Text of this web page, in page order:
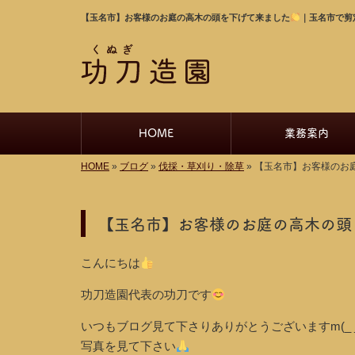
【玉名市】お客様のお庭の高木の頭を下げて来ました ｜玉名市で
HOME 業務案内
HOME » ブログ » 伐採・草刈り・除草 » 【玉名市】お客様の
【玉名市】お客様のお庭の高木の
こんにちは
功刀造園代表の功刀です
いつもブログ見て下さりありがとうございます
写真を見て下さい